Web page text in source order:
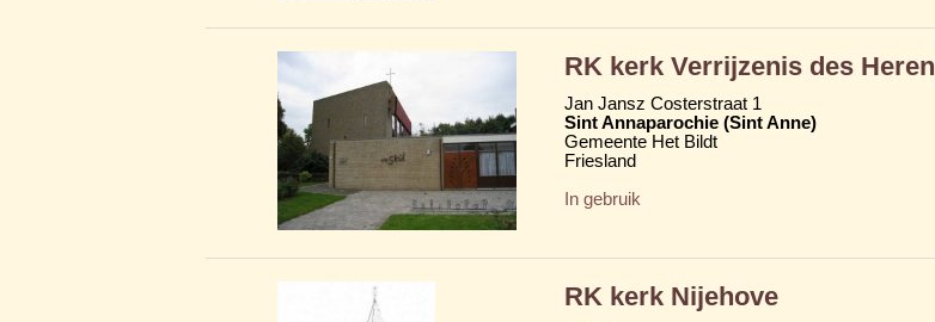
RK kerk Verrijzenis des Heren
Jan Jansz Costerstraat 1
Sint Annaparochie (Sint Anne)
Gemeente Het Bildt
Friesland
In gebruik
RK kerk Nijehove